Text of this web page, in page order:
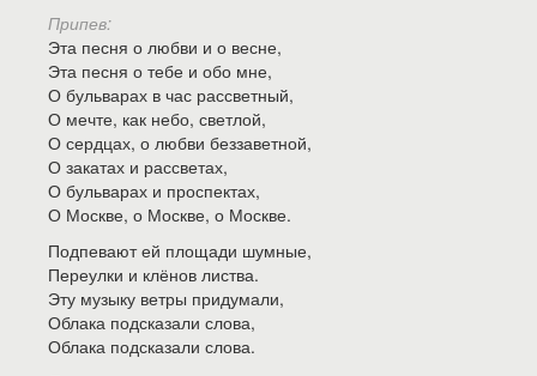
Припев:
Эта песня о любви и о весне,
Эта песня о тебе и обо мне,
О бульварах в час рассветный,
О мечте, как небо, светлой,
О сердцах, о любви беззаветной,
О закатах и рассветах,
О бульварах и проспектах,
О Москве, о Москве, о Москве.
Подпевают ей площади шумные,
Переулки и клёнов листва.
Эту музыку ветры придумали,
Облака подсказали слова,
Облака подсказали слова.